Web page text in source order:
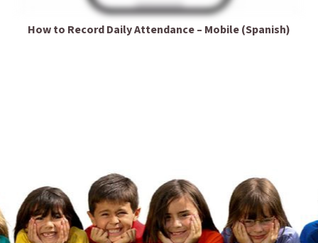
How to Record Daily Attendance – Mobile (Spanish)